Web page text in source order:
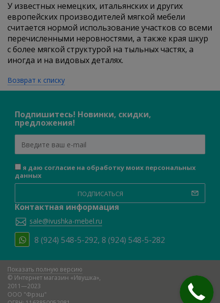
У известных немецких, итальянских и других
европейских производителей мягкой мебели
считается нормой использование участков со всеми
перечисленными неровностями, а также края шкур
с более мягкой структурой на тыльных частях, а
иногда и на видовых деталях.
Возврат к списку
Подпишитесь! Новинки, скидки,
предложения!
я даю согласие на обработку моих персональных
данных
ПОДПИСАТЬСЯ
Контактная информация
sale@ivushka-mebel.ru
8 (924) 548-5-292, 8 (924) 548-5-282
Показать полную версию
© Интернет магазин «Ивушка»,
2011—2023
ООО "Фрэш"